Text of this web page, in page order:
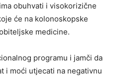
obuhvati i visokorizične
će na kolonoskopske
medicine.
programu i jamči da
i moći utjecati na negativnu